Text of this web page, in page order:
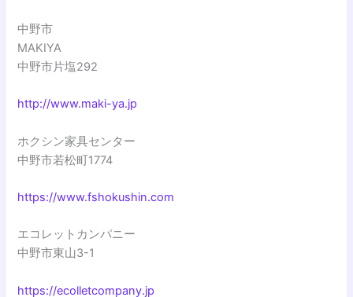
中野市
MAKIYA
中野市片塩292
http://www.maki-ya.jp
ホクシン家具センター
中野市若松町1774
https://www.fshokushin.com
エコレットカンパニー
中野市東山3-1
https://ecolletcompany.jp